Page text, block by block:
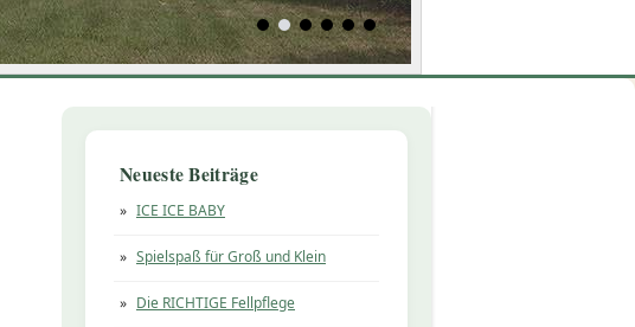
Neueste Beiträge
ICE ICE BABY
Spielspaß für Groß und Klein
Die RICHTIGE Fellpflege